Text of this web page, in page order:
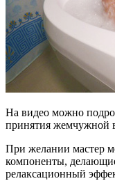
На видео можно
принятия жемчужной
При желании мастер
компоненты,
релаксационный